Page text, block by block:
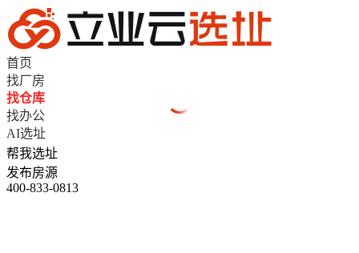
首页
找厂房
找仓库
找办公
AI选址
帮我选址
发布房源
400-833-0813